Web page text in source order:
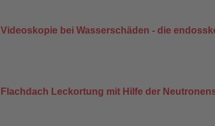
Videoskopie bei Wasserschäden - die
Flachdach Leckortung mit Hilfe der